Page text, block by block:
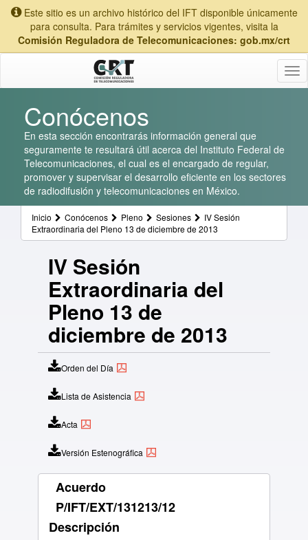
Este sitio es un archivo histórico del IFT disponible únicamente
para consulta. Para trámites y servicios vigentes, visita la
Comisión Reguladora de Telecomunicaciones: gob.mx/crt
Conócenos
En esta sección encontrarás información general que
seguramente te resultará útil acerca del Instituto Federal de
Telecomunicaciones, el cual es el encargado de regular,
promover y supervisar el desarrollo eficiente en los sectores
de radiodifusión y telecomunicaciones en México.
Inicio Conócenos Pleno Sesiones
IV Sesión
Extraordinaria del Pleno 13 de diciembre de 2013
IV Sesión
Extraordinaria del
Pleno 13 de
diciembre de 2013
Orden del Día
Lista de Asistencia
Acta
Versión Estenográfica
Acuerdo
P/IFT/EXT/131213/12
Descripción